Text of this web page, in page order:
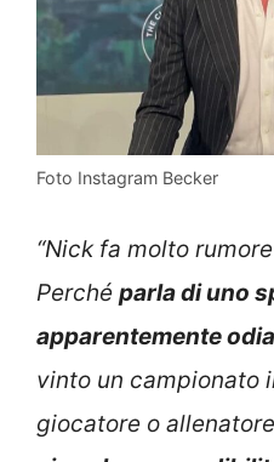
Foto Instagram Becker
“Nick fa molto
Perché parla di uno
apparentemente
vinto un campionato
giocatore o